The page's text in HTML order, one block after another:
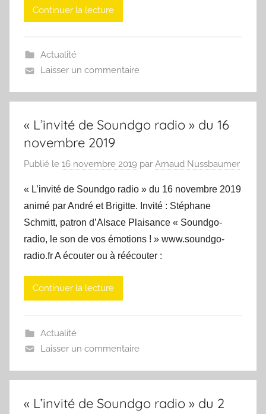
Continuer la lecture
Actualité
Laisser un commentaire
« L’invité de Soundgo radio » du 16
novembre 2019
Publié le 16 novembre 2019 par Arnaud Nussbaumer
« L’invité de Soundgo radio » du 16 novembre 2019
animé par André et Brigitte. Invité : Stéphane
Schmitt, patron d’Alsace Plaisance « Soundgo-
radio, le son de vos émotions ! » www.soundgo-
radio.fr A écouter ou à réécouter :
Continuer la lecture
Actualité
Laisser un commentaire
« L’invité de Soundgo radio » du 2